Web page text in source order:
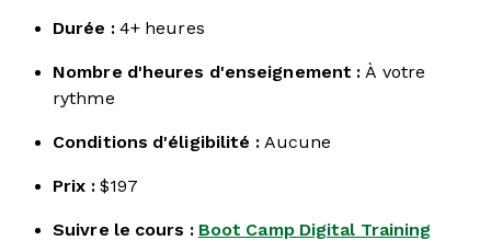
Durée :4+ heures
Nombre d'heures d'enseignement : À votre
rythme
Conditions d'éligibilité :Aucune
Prix :$197
Suivre le cours : Boot Camp Digital Training